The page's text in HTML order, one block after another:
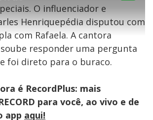
o vídeo que está tentando assisitr é de exibição
em território brasileiro :-(
O influenciador e
Henriquepédia disputou com
com Rafaela. A cantora
responder uma pergunta
foi direto para o buraco.
é RecordPlus: mais
para você, ao vivo e de
app aqui!